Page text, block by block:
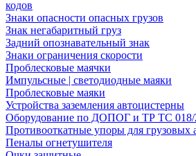
кодов
Знаки опасности опасных грузов
Знак негабаритный груз
Задний опознавательный знак
Знаки ограничения скорости
Проблесковые маячки
Импульсные | светодиодные маяки
Проблесковые маяки
Устройства заземления автоцистерны
Оборудование по ДОПОГ и ТР ТС 018/
Противооткатные упоры для грузовых
Пеналы огнетушителя